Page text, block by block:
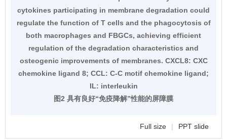
cytokines participating in membrane degradation could
regulate the function of T cells and the phagocytosis of
both macrophages and FBGCs, achieving efficient
regulation of the degradation characteristics and
osteogenic improvements of membranes. CXCL8: CXC
chemokine ligand 8; CCL: C-C motif chemokine ligand;
IL: interleukin
图2 具有良好“免疫降解”性能的屏障膜
Full size | PPT slide